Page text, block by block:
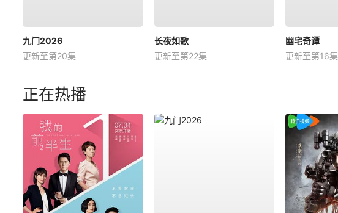
九门2026
更新至第20集
长夜如歌
更新至第22集
幽宅奇谭
更新至第16集
正在热播